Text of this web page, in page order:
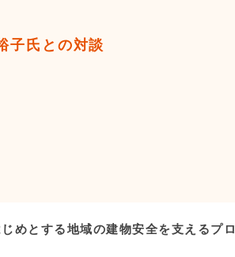
子氏との対談
めとする地域の建物安全を支えるプロ